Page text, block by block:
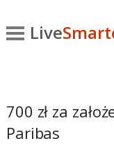
Live
700 zł za
Paribas